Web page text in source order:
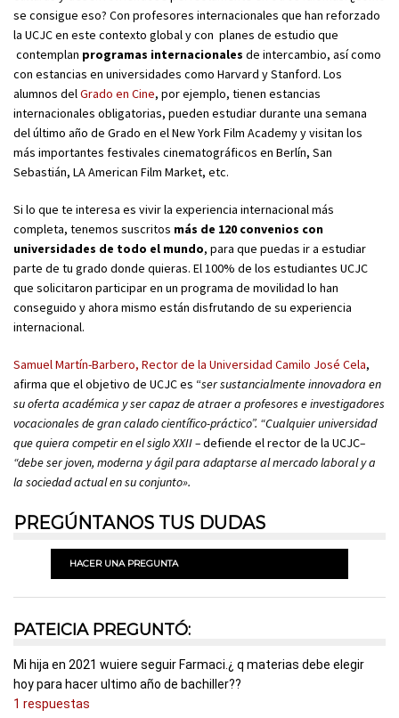
se consigue eso? Con profesores internacionales que han reforzado
la UCJC en este contexto global y con planes de estudio que
contemplan programas internacionales de intercambio, así como
con estancias en universidades como Harvard y Stanford. Los
alumnos delGrado en Cine, por ejemplo, tienen estancias
internacionales obligatorias, pueden estudiar durante una semana
del último año de Grado en el New York Film Academy y visitan los
más importantes festivales cinematográficos en Berlín, San
Sebastián, LA American Film Market, etc.
Si lo que te interesa es vivir la experiencia internacional más
completa, tenemos suscritos más de 120 convenios con
universidades de todo el mundo, para que puedas ir a estudiar
parte de tu grado donde quieras. El 100% de los estudiantes UCJC
que solicitaron participar en un programa de movilidad lo han
conseguido y ahora mismo están disfrutando de su experiencia
internacional.
Samuel Martín-Barbero, Rector de la Universidad Camilo José Cela,
afirma que el objetivo de UCJC es “ser sustancialmente innovadora en
su oferta académica y ser capaz de atraer a profesores e investigadores
vocacionales de gran calado científico-práctico”. “Cualquier universidad
que quiera competir en el siglo XXII –defiende el rector de la UCJC–
“debe ser joven, moderna y ágil para adaptarse al mercado laboral y a
la sociedad actual en su conjunto».
PREGÚNTANOS TUS DUDAS
HACER UNA PREGUNTA
PATEICIA PREGUNTÓ:
Mi hija en 2021 wuiere seguir Farmaci.¿ q materias debe elegir
hoy para hacer ultimo año de bachiller??
1 respuestas